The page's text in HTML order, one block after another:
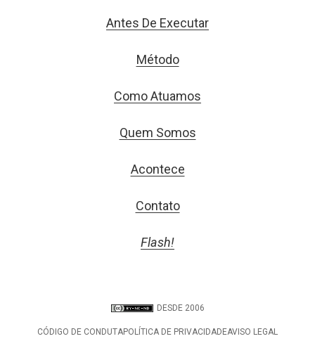
Antes De Executar
Método
Como Atuamos
Quem Somos
Acontece
Contato
Flash!
DESDE 2006
CÓDIGO DE CONDUTAPOLÍTICA DE PRIVACIDADEAVISO LEGAL